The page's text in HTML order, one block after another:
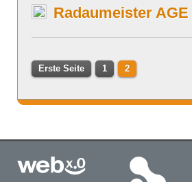
Radaumeister AGE
Erste Seite 1 2